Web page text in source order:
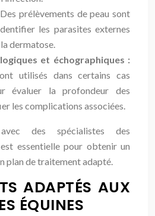
Des prélèvements de peau sont
les parasites externes
dermatose.
et échographiques :
utilisés dans certains cas
évaluer la profondeur des
les complications associées.
des spécialistes des
essentielle pour obtenir un
plan de traitement adapté.
ADAPTÉS AUX
ÉQUINES